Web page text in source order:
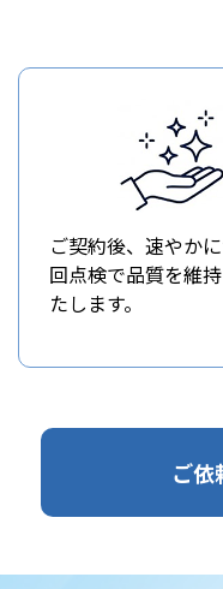
ご契約後、速やか
回点検で品質を維
たします。
ご依